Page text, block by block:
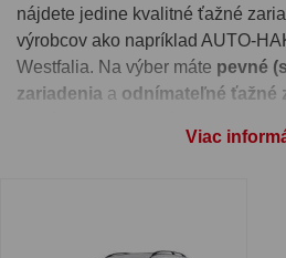
nájdete jedine kvalitné ťažné
výrobcov ako napríklad AUTO-
Westfalia. Na výber máte pevné
zariadenia a odnímateľné ťažné
Viac